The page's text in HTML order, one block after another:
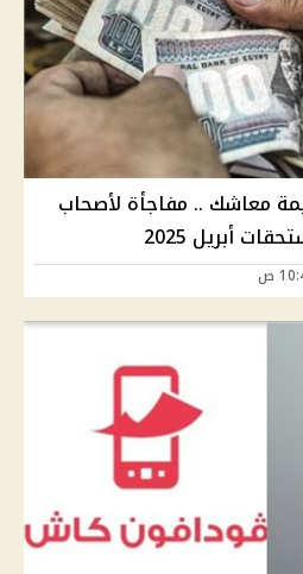
قيمة معاشك .. مفاجأة لأصحاب
أبريل 2025